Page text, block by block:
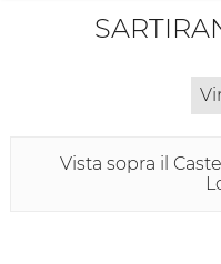
Vista sopra il